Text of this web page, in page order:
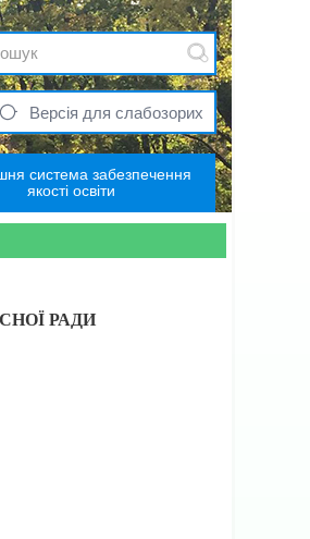
Версія для слабозорих
система забезпечення
якості освіти
РАДИ